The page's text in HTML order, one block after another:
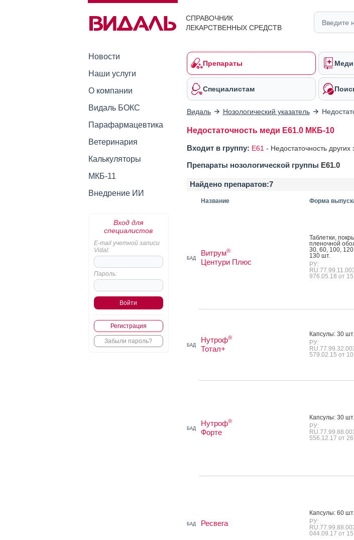
СПРАВОЧНИК
ЛЕКАРСТВЕННЫХ СРЕДСТВ
Новости
Наши услуги
О компании
Видаль БОКС
Парафармацевтика
Ветеринария
Калькуляторы
МКБ-11
Внедрение ИИ
Вход для
специалистов
E-mail учетной записи
Vidal:
Пароль:
Регистрация
Забыли пароль?
Препараты
Специалистам
Видаль Нозологический указатель
Недостаточность меди E61.0 МКБ-10
Входит в группу: E61 - Недостаточность
Препараты нозологической группы E61.0
Найдено препаратов:7
Название Форма
БАД
Витрум®
Центури Плюс
Таб­летки,
пле­ноч­ной
30, 60, 100,
130 шт.
РУ:
976.05.18 от
БАД
Нутроф®
Тотал+
Кап­су­лы: 30 шт.
РУ:
579.02.15 от
БАД
Нутроф®
Форте
Кап­су­лы: 30 шт.
РУ:
556.12.17 от
БАД Ресвега
Кап­су­лы: 60 шт.
РУ:
044.09.17 от